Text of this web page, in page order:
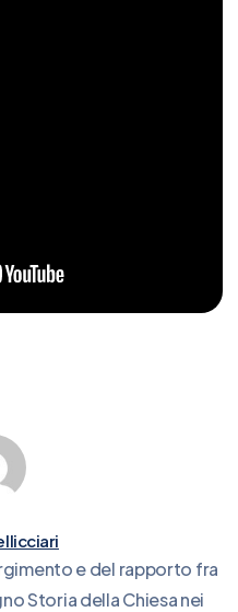
e del rapporto fra
Storia della Chiesa nei